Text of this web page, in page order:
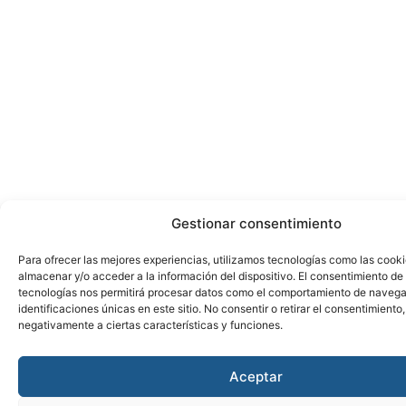
Gestionar consentimiento
Para ofrecer las mejores experiencias, utilizamos tecnologías como las
almacenar y/o acceder a la información del dispositivo. El consentimiento de
tecnologías nos permitirá procesar datos como el comportamiento de
identificaciones únicas en este sitio. No consentir o retirar el
negativamente a ciertas características y funciones.
Aceptar